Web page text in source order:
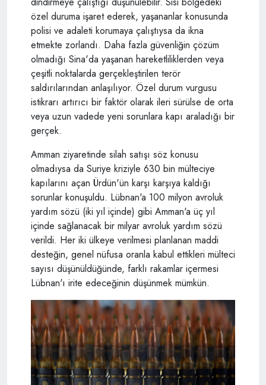
özel duruma işaret ederek, yaşananlar konusunda
polisi ve adaleti korumaya çalıştıysa da ikna
etmekte zorlandı. Daha fazla güvenliğin çözüm
olmadığı Sina'da yaşanan hareketliliklerden veya
çeşitli noktalarda gerçekleştirilen terör
saldırılarından anlaşılıyor. Özel durum vurgusu
istikrarı artırıcı bir faktör olarak ileri sürülse de orta
veya uzun vadede yeni sorunlara kapı araladığı bir
gerçek.
Amman ziyaretinde silah satışı söz konusu
olmadıysa da Suriye kriziyle 630 bin mülteciye
kapılarını açan Ürdün'ün karşı karşıya kaldığı
sorunlar konuşuldu. Lübnan'a 100 milyon avroluk
yardım sözü (iki yıl içinde) gibi Amman'a üç yıl
içinde sağlanacak bir milyar avroluk yardım sözü
verildi. Her iki ülkeye verilmesi planlanan maddi
desteğin, genel nüfusa oranla kabul ettikleri mülteci
sayısı düşünüldüğünde, farklı rakamlar içermesi
Lübnan'ı irite edeceğinin düşünmek mümkün.